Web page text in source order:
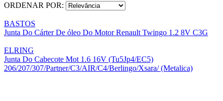
ORDENAR POR:
BASTOS
Junta Do Cárter De óleo Do Motor Renault Twingo 1.2 8V C3G
ELRING
Junta Do Cabecote Mot 1.6 16V (Tu5Jp4/EC5)
206/207/307/Partner/C3/AIR/C4/Berlingo/Xsara/ (Metalica)